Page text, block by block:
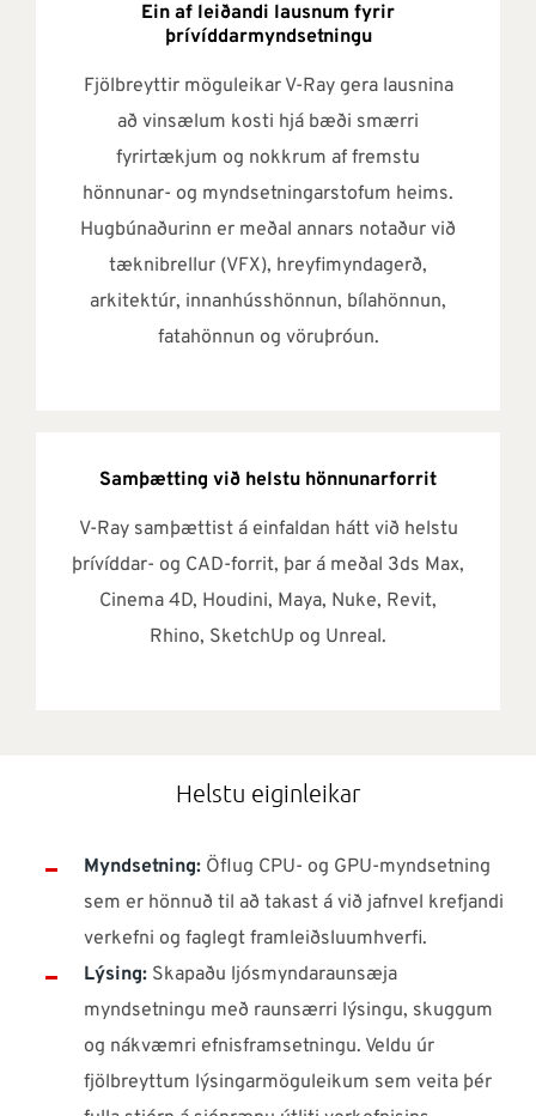
Ein af leiðandi lausnum fyrir
þrívíddarmyndsetningu
Fjölbreyttir möguleikar V-Ray gera lausnina
að vinsælum kosti hjá bæði smærri
fyrirtækjum og nokkrum af fremstu
hönnunar- og myndsetningarstofum heims.
Hugbúnaðurinn er meðal annars notaður við
tæknibrellur (VFX), hreyfimyndagerð,
arkitektúr, innanhússhönnun, bílahönnun,
fatahönnun og vöruþróun.
Samþætting við helstu hönnunarforrit
V-Ray samþættist á einfaldan hátt við helstu
þrívíddar- og CAD-forrit, þar á meðal 3ds Max,
Cinema 4D, Houdini, Maya, Nuke, Revit,
Rhino, SketchUp og Unreal.
Helstu eiginleikar
Myndsetning: Öflug CPU- og GPU-myndsetning
sem er hönnuð til að takast á við jafnvel krefjandi
verkefni og faglegt framleiðsluumhverfi.
Lýsing: Skapaðu ljósmyndaraunsæja
myndsetningu með raunsærri lýsingu, skuggum
og nákvæmri efnisframsetningu. Veldu úr
fjölbreyttum lýsingarmöguleikum sem veita þér